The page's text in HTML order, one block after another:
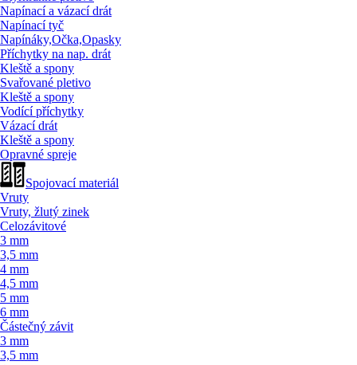
Napínací a vázací drát
Napínací tyč
Napínáky,Očka,Opasky
Příchytky na nap. drát
Kleště a spony
Svařované pletivo
Kleště a spony
Vodící příchytky
Vázací drát
Kleště a spony
Opravné spreje
Spojovací materiál
Vruty
Vruty, žlutý zinek
Celozávitové
3 mm
3,5 mm
4 mm
4,5 mm
5 mm
6 mm
Částečný závit
3 mm
3,5 mm